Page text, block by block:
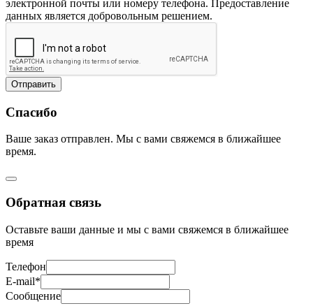
электронной почты или номеру телефона. Предоставление
данных является добровольным решением.
Отправить
Спасибо
Ваше заказ отправлен. Мы с вами свяжемся в ближайшее
время.
Обратная связь
Оставьте ваши данные и мы с вами свяжемся в ближайшее
время
Телефон
E-mail*
Сообщение